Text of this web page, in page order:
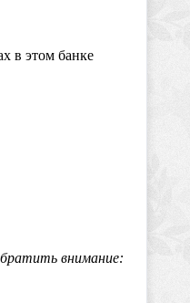
в этом банке
внимание: